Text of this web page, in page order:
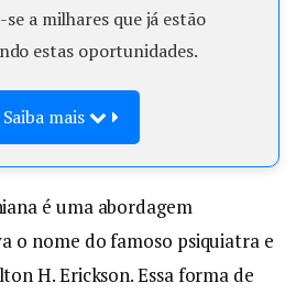
se a milhares que já estão
estas oportunidades.
Saiba mais
é uma abordagem
o nome do famoso psiquiatra e
H. Erickson. Essa forma de